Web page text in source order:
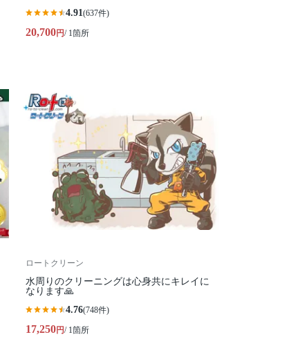
4.91(637件)
20,700円/ 1箇所
ロートクリーン
水周りのクリーニングは心身共にキレイに
なります🙏
4.76(748件)
17,250円/ 1箇所